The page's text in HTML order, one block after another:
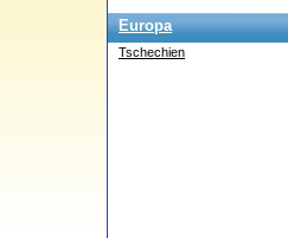
Europa
Tschechien